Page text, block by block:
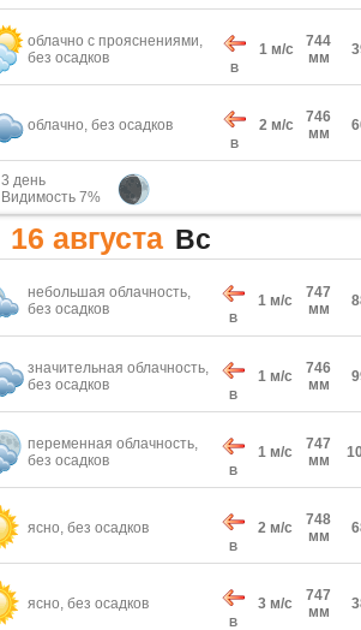
облачно с прояснениями,
без осадков
В
1 м/с
744
мм
облачно, без осадков
В
2 м/с
746
мм
3 день
Видимость 7%
16 августа Вс
небольшая облачность,
без осадков
В
1 м/с
747
мм
значительная облачность,
без осадков
В
1 м/с
746
мм
переменная облачность,
без осадков
В
1 м/с
747
мм
ясно, без осадков
В
2 м/с
748
мм
ясно, без осадков
В
3 м/с
747
мм